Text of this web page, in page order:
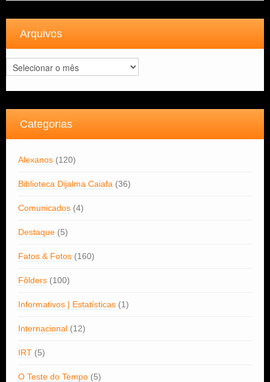
Arquivos
Arquivos
Categorias
Alexanos (120)
Biblioteca Dijalma Caiafa (36)
Comunicados (4)
Destaque (5)
Fatos & Fotos (160)
Fôlders (100)
Informativos | Estatísticas (1)
Internacional (12)
IRT (5)
O Teste do Tempo (5)